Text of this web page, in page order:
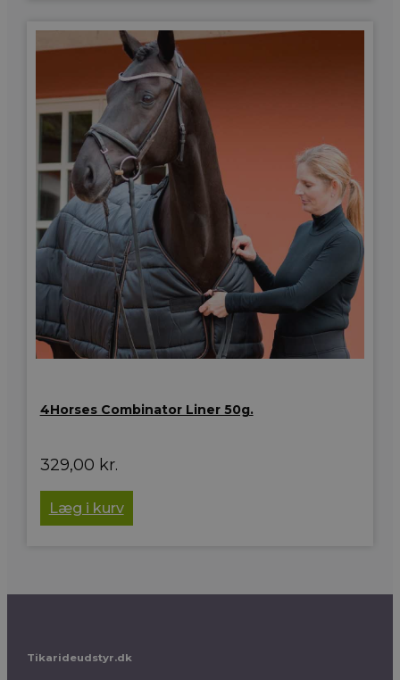
4Horses Combinator Liner 50g.
329,00 kr.
Læg i kurv
Tikarideudstyr.dk